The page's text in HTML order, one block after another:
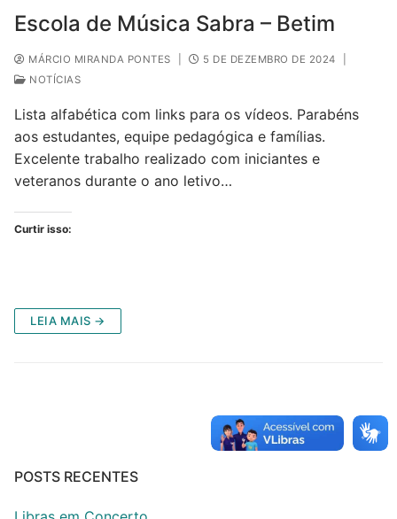
Escola de Música Sabra – Betim
MÁRCIO MIRANDA PONTES 5 DE DEZEMBRO DE 2024
NOTÍCIAS
Lista alfabética com links para os vídeos. Parabéns
aos estudantes, equipe pedagógica e famílias.
Excelente trabalho realizado com iniciantes e
veteranos durante o ano letivo…
Curtir isso:
LEIA MAIS →
POSTS RECENTES